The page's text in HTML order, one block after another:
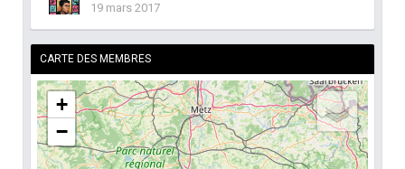
19 mars 2017
CARTE DES MEMBRES